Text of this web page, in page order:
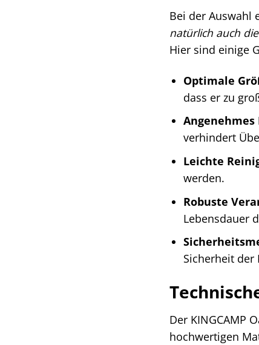
Bei der Auswahl
natürlich auch
Hier sind einige
Optimale
dass er zu
verhindert
Leichte
werden.
Robuste
Lebensdauer
Sicherheit der
Der KINGCAMP
hochwertigen